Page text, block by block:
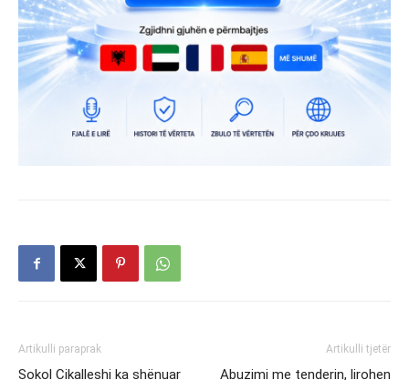
Artikulli paraprak
Sokol Cikalleshi ka shënuar
Artikulli tjetër
Abuzimi me tenderin, lirohen